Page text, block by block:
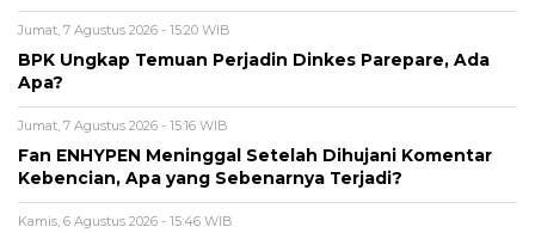
Jumat, 7 Agustus 2026 - 15:20 WIB
BPK Ungkap Temuan Perjadin Dinkes Parepare, Ada
Apa?
Jumat, 7 Agustus 2026 - 15:16 WIB
Fan ENHYPEN Meninggal Setelah Dihujani Komentar
Kebencian, Apa yang Sebenarnya Terjadi?
Kamis, 6 Agustus 2026 - 15:46 WIB